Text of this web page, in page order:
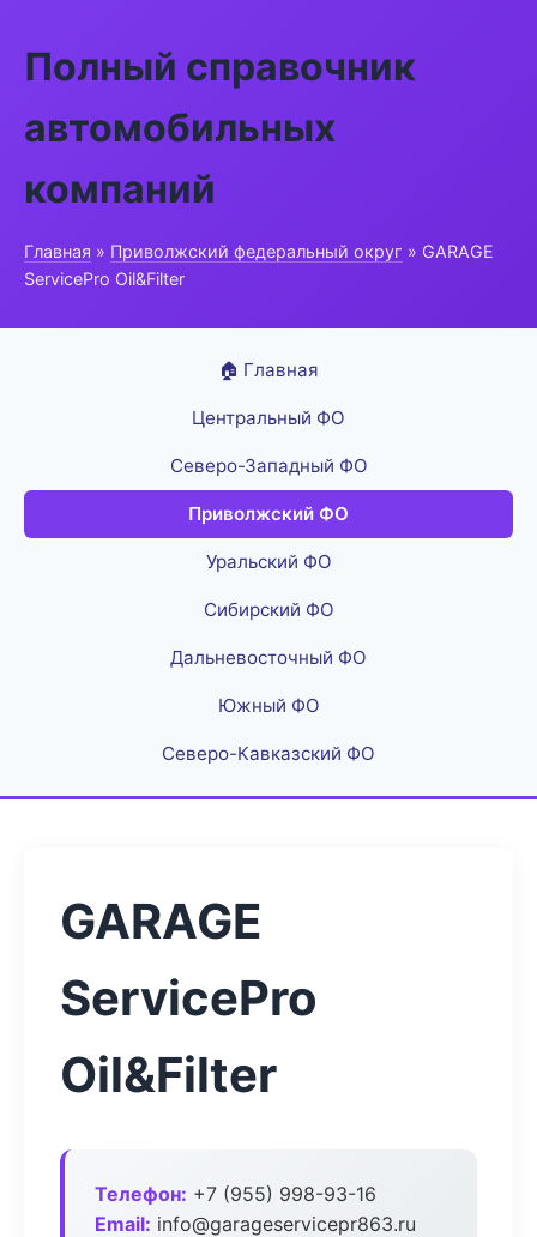
Полный справочник
автомобильных
компаний
Главная » Приволжский федеральный округ » GARAGE
ServicePro Oil&Filter
🏠 Главная
Центральный ФО
Северо-Западный ФО
Приволжский ФО
Уральский ФО
Сибирский ФО
Дальневосточный ФО
Южный ФО
Северо-Кавказский ФО
GARAGE
ServicePro
Oil&Filter
Телефон: +7 (955) 998-93-16
Email: info@garageservicepr863.ru